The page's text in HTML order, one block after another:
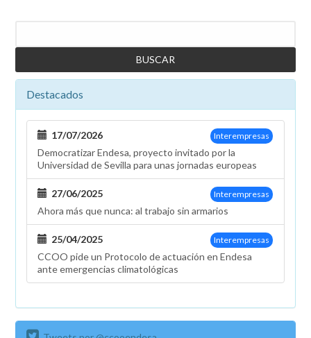
Gran
Destacados
Interempresas
17/07/2026
Democratizar Endesa, proyecto invitado por la
Universidad de Sevilla para unas jornadas europeas
Interempresas
27/06/2025
Ahora más que nunca: al trabajo sin armarios
Interempresas
25/04/2025
CCOO pide un Protocolo de actuación en Endesa
ante emergencias climatológicas